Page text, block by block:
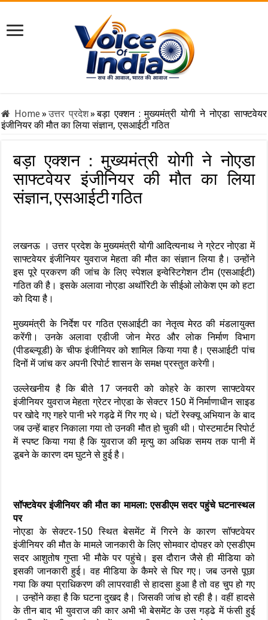
Home» उत्तर प्रदेश» बड़ा एक्शन : मुख्यमंत्री योगी ने नोएडा साफ्टवेयर
इंजीनियर की माैत का लिया संज्ञान, एसआईटी ​गठित
बड़ा एक्शन : मुख्यमंत्री योगी ने नोएडा
साफ्टवेयर इंजीनियर की माैत का लिया
संज्ञान, एसआईटी ​गठित
लखनऊ । उत्तर प्रदेश के मुख्यमंत्री योगी आदित्यनाथ ने ग्रेटर नोएडा में
साफ्टवेयर इंजीनियर युवराज मेहता की मौत का संज्ञान लिया है। उन्होंने
इस पूरे प्रकरण की जांच के लिए स्पेशल इन्वेस्टिगेशन टीम (एसआईटी)
गठित की है। इसके अलावा नोएडा अथॉरिटी के सीईओ लोकेश एम को हटा
को दिया है।
मुख्यमंत्री ​के निर्देश पर गठित एसआईटी का नेतृत्व मेरठ की मंडलायुक्त
करेंगी। उनके अलावा एडीजी जोन मेरठ और लोक निर्माण विभाग
(पीडब्ल्यूडी) के चीफ इंजीनियर को शामिल किया गया है। एसआईटी पांच
दिनों में जांच कर अपनी रिपोर्ट शासन के समक्ष प्रस्तुत करेगी।
उल्लेखनीय है कि बीते 17 जनवरी को कोहरे के कारण साफ्टवेयर
इंजीनियर युवराज मेहता ग्रेटर नोएडा के सेक्टर 150 में निर्माणाधीन साइड
पर खोदे गए गहरे पानी भरे गड्ढे में गिर गए थे। घंटों रेस्क्यू अभियान के बाद
जब उन्हें बाहर निकाला गया तो उनकी मौत हो चुकी थी। पोस्टमार्टम रिपोर्ट
में स्पष्ट किया गया है कि युवराज की मृत्यु का ​अधिक समय तक पानी में
डूबने के कारण दम घुटने से हुई है।
सॉफ्टवेयर इंजीनियर की मौत का मामला: एसडीएम सदर पहुंचे घटनास्थल
पर
नोएडा के सेक्टर-150 स्थित बेसमेंट में गिरने के कारण सॉफ्टवेयर
इंजीनियर की मौत के मामले जानकारी के लिए सोमवार दोपहर को एसडीएम
सदर आशुतोष गुप्ता भी मौके पर पहुंचे। इस दौरान जैसे ही मीडिया को
इसकी जानकारी हुई। वह मीडिया के कैमरे से घिर गए। जब उनसे पूछा
गया कि क्या प्राधिकरण की लापरवाही से हादसा हुआ है तो वह चुप हो गए
। उन्होंने कहा है कि घटना दुखद है। जिसकी जांच हो रही है। वहीं हादसे
के तीन बाद भी युवराज की कार अभी भी बेसमेंट के उस गड्ढे में फंसी हुई